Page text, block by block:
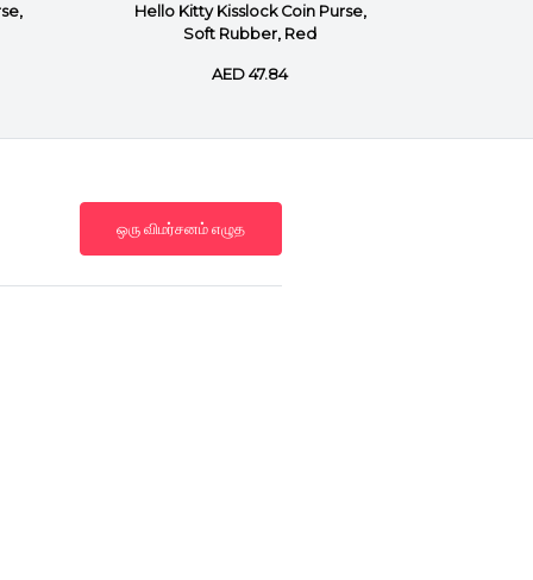
Hello Kitty Kisslock Coin Purse,
Soft Rubber, Red
AED 47.84
ஒரு விமர்சனம் எழுத